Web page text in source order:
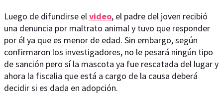
Luego de difundirse elvideo, el padre del joven recibió
una denuncia por maltrato animal y tuvo que responder
por él ya que es menor de edad. Sin embargo, según
confirmaron los investigadores, no le pesará ningún tipo
de sanción pero sí la mascota ya fue rescatada del lugar y
ahora la fiscalia que está a cargo de la causa deberá
decidir si es dada en adopción.